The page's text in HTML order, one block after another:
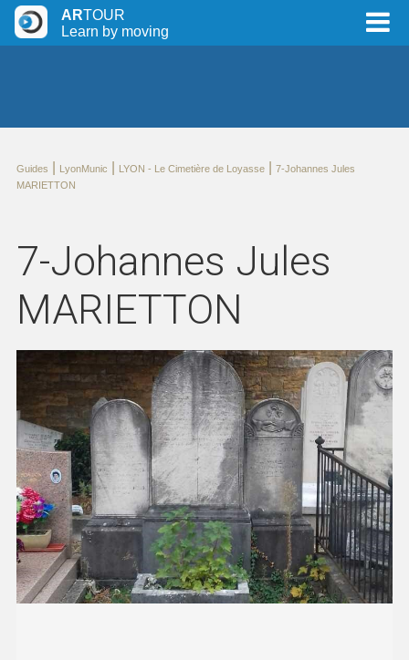
ARTOUR
Learn by moving
Guides LyonMunic LYON - Le Cimetière de Loyasse|
7-Johannes Jules
MARIETTON
7-Johannes Jules
MARIETTON